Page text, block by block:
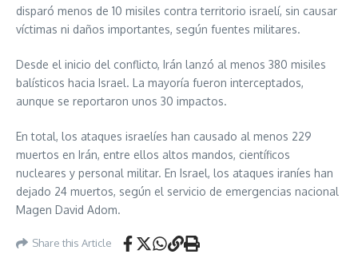
disparó menos de 10 misiles contra territorio israelí, sin causar
víctimas ni daños importantes, según fuentes militares.
Desde el inicio del conflicto, Irán lanzó al menos 380 misiles
balísticos hacia Israel. La mayoría fueron interceptados,
aunque se reportaron unos 30 impactos.
En total, los ataques israelíes han causado al menos 229
muertos en Irán, entre ellos altos mandos, científicos
nucleares y personal militar. En Israel, los ataques iraníes han
dejado 24 muertos, según el servicio de emergencias nacional
Magen David Adom.
Share this Article